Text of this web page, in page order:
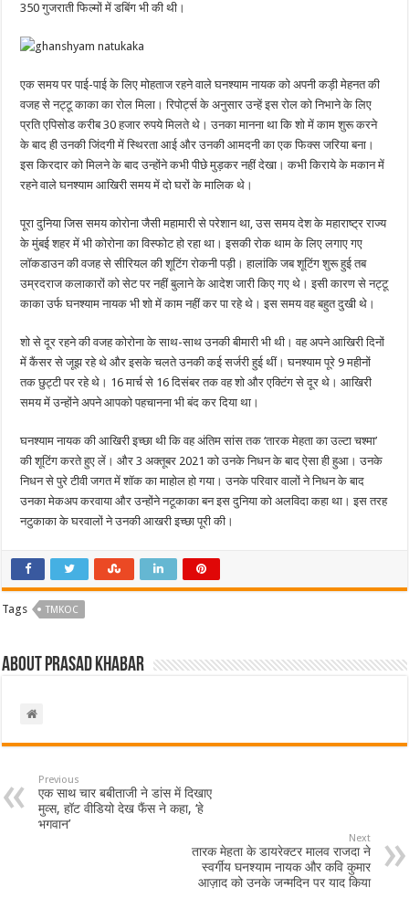
350 गुजराती फिल्मों में डबिंग भी की थी।
एक समय पर पाई-पाई के लिए मोहताज रहने वाले घनश्याम नायक को अपनी कड़ी मेहनत की
वजह से नट्टू काका का रोल मिला। रिपोर्ट्स के अनुसार उन्हें इस रोल को निभाने के लिए
प्रति एपिसोड करीब 30 हजार रुपये मिलते थे। उनका मानना था कि शो में काम शुरू करने
के बाद ही उनकी जिंदगी में स्थिरता आई और उनकी आमदनी का एक फिक्स जरिया बना।
इस किरदार को मिलने के बाद उन्होंने कभी पीछे मुड़कर नहीं देखा। कभी किराये के मकान में
रहने वाले घनश्याम आखिरी समय में दो घरों के मालिक थे।
पूरा दुनिया जिस समय कोरोना जैसी महामारी से परेशान था, उस समय देश के महाराष्ट्र राज्य
के मुंबई शहर में भी कोरोना का विस्फोट हो रहा था। इसकी रोक थाम के लिए लगाए गए
लॉकडाउन की वजह से सीरियल की शूटिंग रोकनी पड़ी। हालांकि जब शूटिंग शुरू हुई तब
उम्रदराज कलाकारों को सेट पर नहीं बुलाने के आदेश जारी किए गए थे। इसी कारण से नट्टू
काका उर्फ घनश्याम नायक भी शो में काम नहीं कर पा रहे थे। इस समय वह बहुत दुखी थे।
शो से दूर रहने की वजह कोरोना के साथ-साथ उनकी बीमारी भी थी। वह अपने आखिरी दिनों
में कैंसर से जूझ रहे थे और इसके चलते उनकी कई सर्जरी हुई थीं। घनश्याम पूरे 9 महीनों
तक छुट्टी पर रहे थे। 16 मार्च से 16 दिसंबर तक वह शो और एक्टिंग से दूर थे। आखिरी
समय में उन्होंने अपने आपको पहचानना भी बंद कर दिया था।
घनश्याम नायक की आखिरी इच्छा थी कि वह अंतिम सांस तक ‘तारक मेहता का उल्टा चश्मा’
की शूटिंग करते हुए लें। और 3 अक्तूबर 2021 को उनके निधन के बाद ऐसा ही हुआ। उनके
निधन से पुरे टीवी जगत में शॉक का माहोल हो गया। उनके परिवार वालों ने निधन के बाद
उनका मेकअप करवाया और उन्होंने नटूकाका बन इस दुनिया को अलविदा कहा था। इस तरह
नटुकाका के घरवालों ने उनकी आखरी इच्छा पूरी की।
Tags TMKOC
About Prasad Khabar
Previous
एक साथ चार बबीताजी ने डांस में दिखाए
मुव्स, हॉट वीडियो देख फैंस ने कहा, ‘हे
भगवान’
Next
तारक मेहता के डायरेक्टर मालव राजदा ने
स्वर्गीय घनश्याम नायक और कवि कुमार
आज़ाद को उनके जन्मदिन पर याद किया